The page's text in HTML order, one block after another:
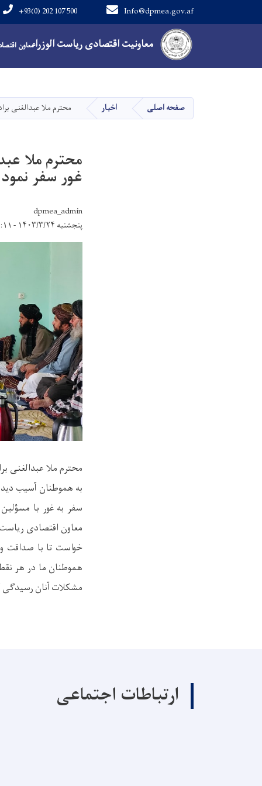
معاونیت اقتصادی ریاست الوزراء
Info@dpmea.gov.af
+93(0) 202 107 500
Main Navigation
معاون
صفحه اصلی اخبار محترم ملا عبدالغنی
محترم ملا
غور سفر نمود
dpmea_admin
پنجشنبه ۱۴۰۳/۳/۲۴ - ۱۸:۱۱
محترم ملا عبدالغنی
به هموطنان آسیب
سفر به غور با
معاون اقتصادی
خواست تا با صداقت
هموطنان ما در هر
مشکلات آنان رسیدگی
ارتباطات اجتماعی